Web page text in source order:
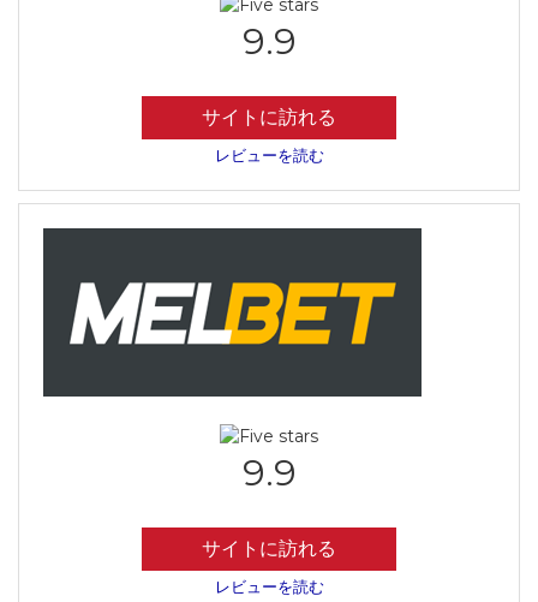
9.9
サイトに訪れる
レビューを読む
9.9
サイトに訪れる
レビューを読む